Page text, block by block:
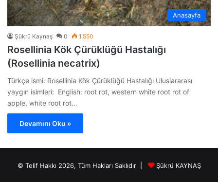
Anasayfa
Şükrü Kaynaş 0 1.550
Rosellinia Kök Çürüklüğü Hastalığı
(Rosellinia necatrix)
Türkçe ismi: Rosellinia Kök Çürüklüğü Hastalığı Uluslararası
yaygın isimleri: English: root rot, western white root rot of
apple, white root rot…
Devamını Oku »
© Telif Hakkı 2026, Tüm Hakları Saklıdır | Şükrü KAYNAŞ